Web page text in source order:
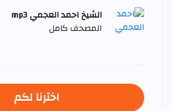
الشيخ احمد العجمي mp3
المصحف كامل
اخترنا لكم